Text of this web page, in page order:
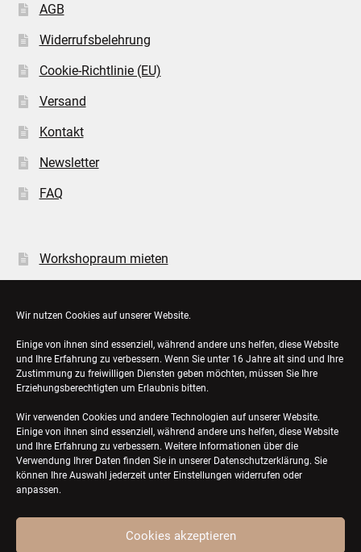
Wir nutzen Cookies auf unserer Website.
Einige von ihnen sind essenziell, während andere uns helfen, diese Website
und Ihre Erfahrung zu verbessern. Wenn Sie unter 16 Jahre alt sind und Ihre
Zustimmung zu freiwilligen Diensten geben möchten, müssen Sie Ihre
Erziehungsberechtigten um Erlaubnis bitten.
Wir verwenden Cookies und andere Technologien auf unserer Website.
Einige von ihnen sind essenziell, während andere uns helfen, diese Website
und Ihre Erfahrung zu verbessern. Weitere Informationen über die
Verwendung Ihrer Daten finden Sie in unserer Datenschutzerklärung. Sie
können Ihre Auswahl jederzeit unter Einstellungen widerrufen oder
anpassen.
Cookies akzeptieren
AGB
Widerrufsbelehrung
Cookie-Richtlinie (EU)
Versand
Kontakt
Newsletter
FAQ
Workshopraum mieten
Bestellungen
Konto-Details